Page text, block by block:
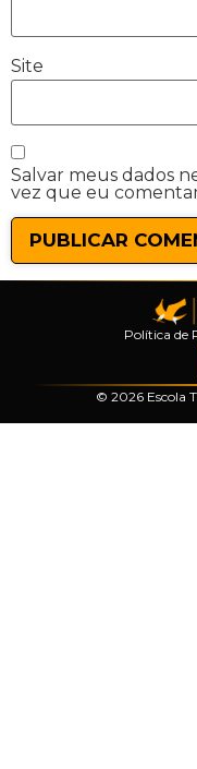
Site
Salvar meus dados
vez que eu
Política de
© 2026 Escola